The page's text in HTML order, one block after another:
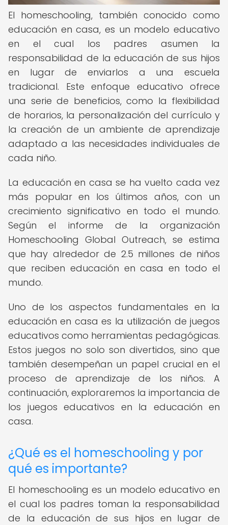
El homeschooling, también conocido como
educación en casa, es un modelo educativo
en el cual los padres asumen la
responsabilidad de la educación de sus hijos
en lugar de enviarlos a una escuela
tradicional. Este enfoque educativo ofrece
una serie de beneficios, como la flexibilidad
de horarios, la personalización del currículo y
la creación de un ambiente de aprendizaje
adaptado a las necesidades individuales de
cada niño.
La educación en casa se ha vuelto cada vez
más popular en los últimos años, con un
crecimiento significativo en todo el mundo.
Según el informe de la organización
Homeschooling Global Outreach, se estima
que hay alrededor de 2.5 millones de niños
que reciben educación en casa en todo el
mundo.
Uno de los aspectos fundamentales en la
educación en casa es la utilización de juegos
educativos como herramientas pedagógicas.
Estos juegos no solo son divertidos, sino que
también desempeñan un papel crucial en el
proceso de aprendizaje de los niños. A
continuación, exploraremos la importancia de
los juegos educativos en la educación en
casa.
¿Qué es el homeschooling y por
qué es importante?
El homeschooling es un modelo educativo en
el cual los padres toman la responsabilidad
de la educación de sus hijos en lugar de